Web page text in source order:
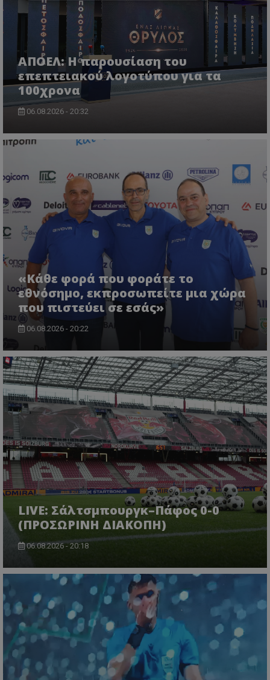
ΑΠΟΕΛ: Η παρουσίαση του
επεπτειακού λογοτύπου για τα
100χρονα
06.08.2026 - 20:32
«Κάθε φορά που φοράτε το
εθνόσημο, εκπροσωπείτε μια χώρα
που πιστεύει σε εσάς»
06.08.2026 - 20:22
LIVE: Σάλτσμπουργκ–Πάφος 0-0
(ΠΡΟΣΩΡΙΝΗ ΔΙΑΚΟΠΗ)
06.08.2026 - 20:18